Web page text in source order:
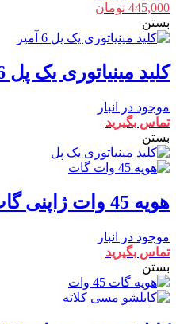
445,000 تومان
بستن
کلید مینیاتوری یک پل 6 آمپر دنا الکتریک
موجود در انبار
تماس بگیرید
بستن
هویه 45 وات ژاپنی گات
موجود در انبار
تماس بگیرید
بستن